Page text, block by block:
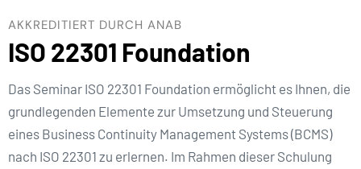
AKKREDITIERT DURCH ANAB
ISO 22301 Foundation
Das Seminar ISO 22301 Foundation ermöglicht es Ihnen, die
grundlegenden Elemente zur Umsetzung und Steuerung
eines Business Continuity Management Systems (BCMS)
nach ISO 22301 zu erlernen. Im Rahmen dieser Schulung